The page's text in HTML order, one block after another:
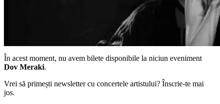
În acest moment, nu avem bilete disponibile la niciun eveniment
Dov Meraki.
Vrei să primești newsletter cu concertele artistului? Înscrie-te mai
jos.